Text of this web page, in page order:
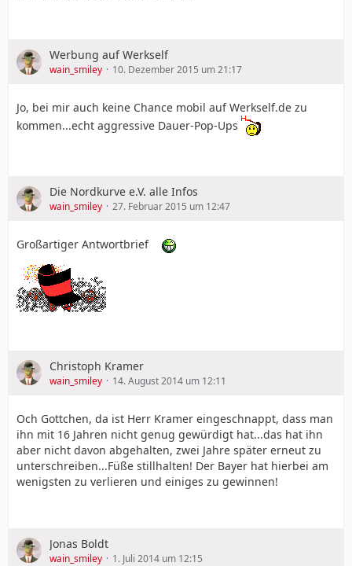
Werbung auf Werkself
wain_smiley 10. Dezember 2015 um 21:17
Jo, bei mir auch keine Chance mobil auf Werkself.de zu
kommen...echt aggressive Dauer-Pop-Ups
Die Nordkurve e.V. alle Infos
wain_smiley 27. Februar 2015 um 12:47
Großartiger Antwortbrief
Christoph Kramer
wain_smiley 14. August 2014 um 12:11
Och Gottchen, da ist Herr Kramer eingeschnappt, dass man
ihn mit 16 Jahren nicht genug gewürdigt hat...das hat ihn
aber nicht davon abgehalten, zwei Jahre später erneut zu
unterschreiben...Füße stillhalten! Der Bayer hat hierbei am
wenigsten zu verlieren und einiges zu gewinnen!
Jonas Boldt
wain_smiley 1. Juli 2014 um 12:15